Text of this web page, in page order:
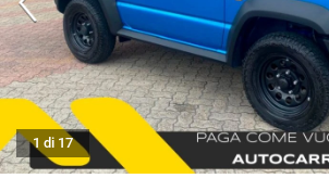
RECENSIONI
CONTATTI
NEWS
1 di 17